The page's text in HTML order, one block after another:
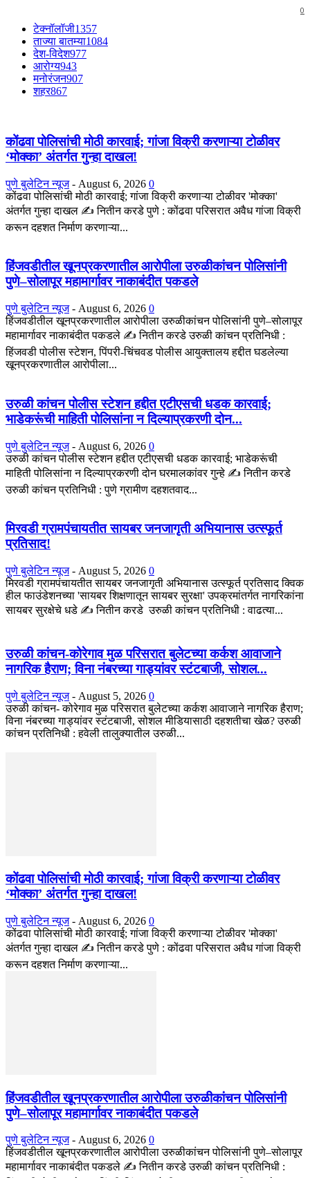
0
टेक्नॉलॉजी1357
ताज्या बातम्या1084
देश-विदेश977
आरोग्य943
मनोरंजन907
शहर867
कोंढवा पोलिसांची मोठी कारवाई; गांजा विक्री करणाऱ्या टोळीवर
‘मोक्का’ अंतर्गत गुन्हा दाखल!
पुणे बुलेटिन न्यूज - August 6, 2026 0
कोंढवा पोलिसांची मोठी कारवाई; गांजा विक्री करणाऱ्या टोळीवर 'मोक्का'
अंतर्गत गुन्हा दाखल ✍️ नितीन करडे पुणे : कोंढवा परिसरात अवैध गांजा विक्री
करून दहशत निर्माण करणाऱ्या...
हिंजवडीतील खूनप्रकरणातील आरोपीला उरुळीकांचन पोलिसांनी
पुणे–सोलापूर महामार्गावर नाकाबंदीत पकडले
पुणे बुलेटिन न्यूज - August 6, 2026 0
हिंजवडीतील खूनप्रकरणातील आरोपीला उरुळीकांचन पोलिसांनी पुणे–सोलापूर
महामार्गावर नाकाबंदीत पकडले ✍️ नितीन करडे उरुळी कांचन प्रतिनिधी :
हिंजवडी पोलीस स्टेशन, पिंपरी-चिंचवड पोलीस आयुक्तालय हद्दीत घडलेल्या
खूनप्रकरणातील आरोपीला...
उरुळी कांचन पोलीस स्टेशन हद्दीत एटीएसची धडक कारवाई;
भाडेकरूंची माहिती पोलिसांना न दिल्याप्रकरणी दोन...
पुणे बुलेटिन न्यूज - August 6, 2026 0
उरुळी कांचन पोलीस स्टेशन हद्दीत एटीएसची धडक कारवाई; भाडेकरूंची
माहिती पोलिसांना न दिल्याप्रकरणी दोन घरमालकांवर गुन्हे ✍️ नितीन करडे
उरुळी कांचन प्रतिनिधी : पुणे ग्रामीण दहशतवाद...
मिरवडी ग्रामपंचायतीत सायबर जनजागृती अभियानास उत्स्फूर्त
प्रतिसाद!
पुणे बुलेटिन न्यूज - August 5, 2026 0
मिरवडी ग्रामपंचायतीत सायबर जनजागृती अभियानास उत्स्फूर्त प्रतिसाद क्विक
हील फाउंडेशनच्या 'सायबर शिक्षणातून सायबर सुरक्षा' उपक्रमांतर्गत नागरिकांना
सायबर सुरक्षेचे धडे ✍️ नितीन करडे उरुळी कांचन प्रतिनिधी : वाढत्या...
उरुळी कांचन-कोरेगाव मुळ परिसरात बुलेटच्या कर्कश आवाजाने
नागरिक हैराण; विना नंबरच्या गाड्यांवर स्टंटबाजी, सोशल...
पुणे बुलेटिन न्यूज - August 5, 2026 0
उरुळी कांचन- कोरेगाव मुळ परिसरात बुलेटच्या कर्कश आवाजाने नागरिक हैराण;
विना नंबरच्या गाड्यांवर स्टंटबाजी, सोशल मीडियासाठी दहशतीचा खेळ? उरुळी
कांचन प्रतिनिधी : हवेली तालुक्यातील उरुळी...
कोंढवा पोलिसांची मोठी कारवाई; गांजा विक्री करणाऱ्या टोळीवर
‘मोक्का’ अंतर्गत गुन्हा दाखल!
पुणे बुलेटिन न्यूज - August 6, 2026 0
कोंढवा पोलिसांची मोठी कारवाई; गांजा विक्री करणाऱ्या टोळीवर 'मोक्का'
अंतर्गत गुन्हा दाखल ✍️ नितीन करडे पुणे : कोंढवा परिसरात अवैध गांजा विक्री
करून दहशत निर्माण करणाऱ्या...
हिंजवडीतील खूनप्रकरणातील आरोपीला उरुळीकांचन पोलिसांनी
पुणे–सोलापूर महामार्गावर नाकाबंदीत पकडले
पुणे बुलेटिन न्यूज - August 6, 2026 0
हिंजवडीतील खूनप्रकरणातील आरोपीला उरुळीकांचन पोलिसांनी पुणे–सोलापूर
महामार्गावर नाकाबंदीत पकडले ✍️ नितीन करडे उरुळी कांचन प्रतिनिधी :